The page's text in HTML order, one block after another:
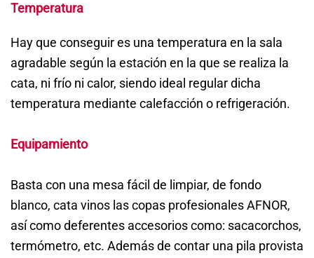
Temperatura
Hay que conseguir es una temperatura en la sala
agradable según la estación en la que se realiza la
cata, ni frío ni calor, siendo ideal regular dicha
temperatura mediante calefacción o refrigeración.
Equipamiento
Basta con una mesa fácil de limpiar, de fondo
blanco, cata vinos las copas profesionales AFNOR,
así como deferentes accesorios como: sacacorchos,
termómetro, etc. Además de contar una pila provista